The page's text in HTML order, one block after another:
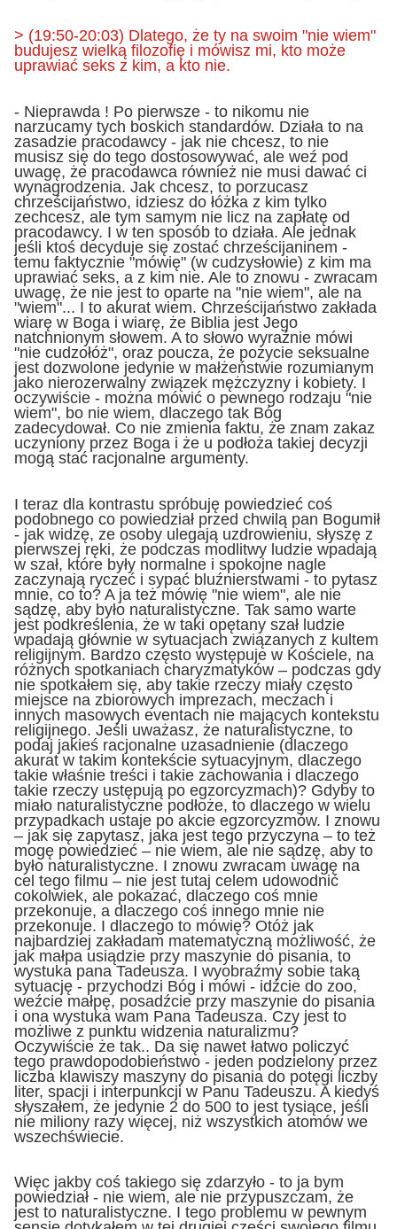
> (19:50-20:03) Dlatego, że ty na swoim "nie wiem"
budujesz wielką filozofię i mówisz mi, kto może
uprawiać seks z kim, a kto nie.
- Nieprawda ! Po pierwsze - to nikomu nie
narzucamy tych boskich standardów. Działa to na
zasadzie pracodawcy - jak nie chcesz, to nie
musisz się do tego dostosowywać, ale weź pod
uwagę, że pracodawca również nie musi dawać ci
wynagrodzenia. Jak chcesz, to porzucasz
chrześcijaństwo, idziesz do łóżka z kim tylko
zechcesz, ale tym samym nie licz na zapłatę od
pracodawcy. I w ten sposób to działa. Ale jednak
jeśli ktoś decyduje się zostać chrześcijaninem -
temu faktycznie "mówię" (w cudzysłowie) z kim ma
uprawiać seks, a z kim nie. Ale to znowu - zwracam
uwagę, że nie jest to oparte na "nie wiem", ale na
"wiem"... I to akurat wiem. Chrześcijaństwo zakłada
wiarę w Boga i wiarę, że Biblia jest Jego
natchnionym słowem. A to słowo wyraźnie mówi
"nie cudzołóż", oraz poucza, że pożycie seksualne
jest dozwolone jedynie w małżeństwie rozumianym
jako nierozerwalny związek mężczyzny i kobiety. I
oczywiście - można mówić o pewnego rodzaju "nie
wiem", bo nie wiem, dlaczego tak Bóg
zadecydował. Co nie zmienia faktu, że znam zakaz
uczyniony przez Boga i że u podłoża takiej decyzji
mogą stać racjonalne argumenty.
I teraz dla kontrastu spróbuję powiedzieć coś
podobnego co powiedział przed chwilą pan Bogumił
- jak widzę, ze osoby ulegają uzdrowieniu, słyszę z
pierwszej ręki, że podczas modlitwy ludzie wpadają
w szał, które były normalne i spokojne nagle
zaczynają ryczeć i sypać bluźnierstwami - to pytasz
mnie, co to? A ja też mówię "nie wiem", ale nie
sądzę, aby było naturalistyczne. Tak samo warte
jest podkreślenia, że w taki opętany szał ludzie
wpadają głównie w sytuacjach związanych z kultem
religijnym. Bardzo często występuje w Kościele, na
różnych spotkaniach charyzmatyków – podczas gdy
nie spotkałem się, aby takie rzeczy miały często
miejsce na zbiorowych imprezach, meczach i
innych masowych eventach nie mających kontekstu
religijnego. Jeśli uważasz, że naturalistyczne, to
podaj jakieś racjonalne uzasadnienie (dlaczego
akurat w takim kontekście sytuacyjnym, dlaczego
takie właśnie treści i takie zachowania i dlaczego
takie rzeczy ustępują po egzorcyzmach)? Gdyby to
miało naturalistyczne podłoże, to dlaczego w wielu
przypadkach ustaje po akcie egzorcyzmów. I znowu
– jak się zapytasz, jaka jest tego przyczyna – to też
mogę powiedzieć – nie wiem, ale nie sądzę, aby to
było naturalistyczne. I znowu zwracam uwagę na
cel tego filmu – nie jest tutaj celem udowodnić
cokolwiek, ale pokazać, dlaczego coś mnie
przekonuje, a dlaczego coś innego mnie nie
przekonuje. I dlaczego to mówię? Otóż jak
najbardziej zakładam matematyczną możliwość, że
jak małpa usiądzie przy maszynie do pisania, to
wystuka pana Tadeusza. I wyobraźmy sobie taką
sytuację - przychodzi Bóg i mówi - idźcie do zoo,
weźcie małpę, posadźcie przy maszynie do pisania
i ona wystuka wam Pana Tadeusza. Czy jest to
możliwe z punktu widzenia naturalizmu?
Oczywiście że tak.. Da się nawet łatwo policzyć
tego prawdopodobieństwo - jeden podzielony przez
liczba klawiszy maszyny do pisania do potęgi liczby
liter, spacji i interpunkcji w Panu Tadeuszu. A kiedyś
słyszałem, że jedynie 2 do 500 to jest tysiące, jeśli
nie miliony razy więcej, niż wszystkich atomów we
wszechświecie.
Więc jakby coś takiego się zdarzyło - to ja bym
powiedział - nie wiem, ale nie przypuszczam, że
jest to naturalistyczne. I tego problemu w pewnym